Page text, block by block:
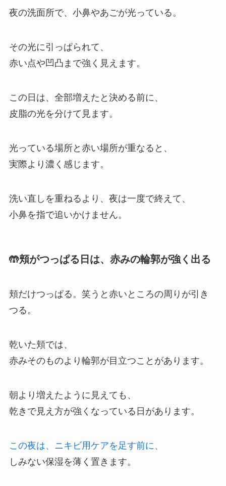
夜の洗面所で、小鼻やあごが光っている。
その光に引っぱられて、
赤い点や凹凸まで強く見えます。
この日は、全部増えたと決める前に、
皮脂の光を分けて見ます。
光っている場所と赤い場所が重なると、
実際より濃く感じます。
洗い直しを重ねるより、夜は一度で終えて、
小鼻を指で追いかけません。
🤲頬がつっぱる日は、赤みの輪郭が強く出る
頬だけつっぱる。笑うと赤いところの周りが引き
つる。
乾いた頬では、
赤みそのものより輪郭が目立つことがあります。
朝より増えたように見えても、
乾きで見え方が強くなっている日があります。
この夜は、ニキビ用ケアを足す前に、
しみない保湿を薄く置きます。